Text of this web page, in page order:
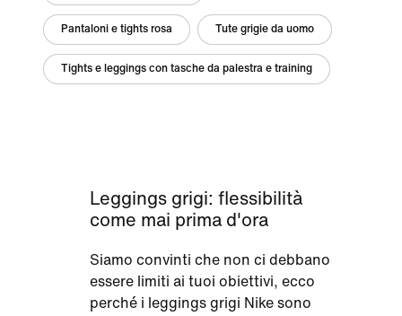
Pantaloni e tights rosa Tute grigie da uomo
Tights e leggings con tasche da palestra e training
Leggings grigi: flessibilità
come mai prima d'ora
Siamo convinti che non ci debbano
essere limiti ai tuoi obiettivi, ecco
perché i leggings grigi Nike sono